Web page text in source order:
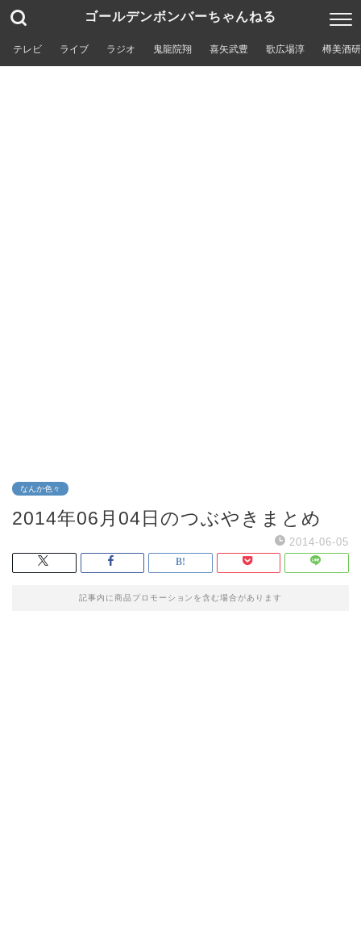
ゴールデンボンバーちゃんねる
テレビ ライブ ラジオ 鬼龍院翔 喜矢武豊 歌広場淳 樽美酒
なんか色々
2014年06月04日のつぶやきまとめ
2014-06-05
記事内に商品プロモーションを含む場合があります